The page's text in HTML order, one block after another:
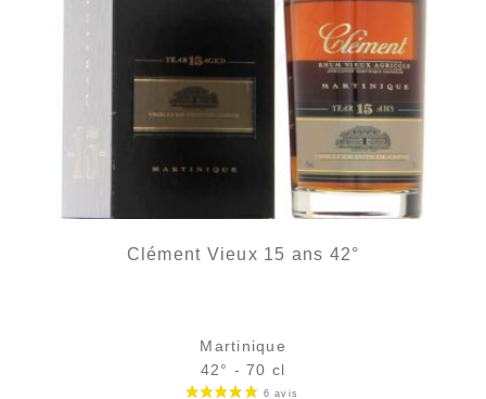
Clément Vieux 15 ans 42°
Martinique
42° - 70 cl